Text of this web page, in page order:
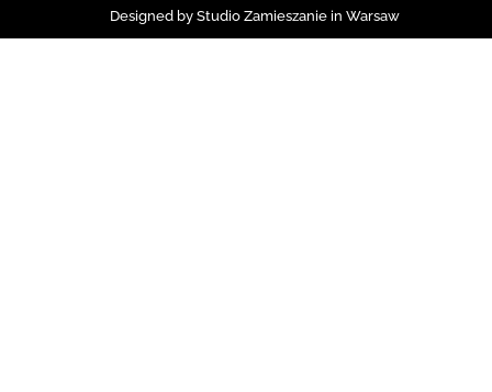
Designed by Studio Zamieszanie in Warsaw